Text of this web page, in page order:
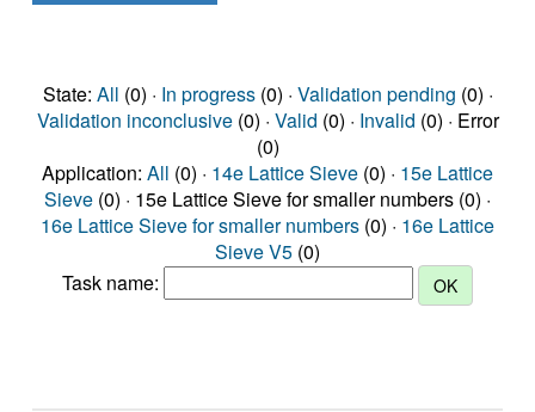
State: All (0) · In progress(0) · Validation pending (0) ·
Validation inconclusive(0) · Valid (0) · Invalid (0) · Error
(0)
Application: All (0) · 14e Lattice Sieve (0) · 15e Lattice
Sieve (0) · 15e Lattice Sieve for smaller numbers (0) ·
16e Lattice Sieve for smaller numbers (0) · 16e Lattice
Sieve V5 (0)
Task name: